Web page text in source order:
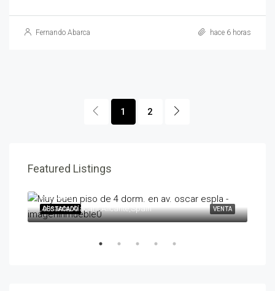
Fernando Abarca hace 6 horas
1 2
Featured Listings
VENTA
DESTACADO
595,000€
,Alicante/Alacant,Alicante,Spain